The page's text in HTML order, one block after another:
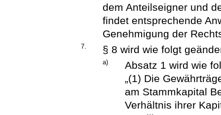
dem Anteilseigner und
findet entsprechende
Genehmigung der
7. § 8 wird wie folgt
a)
Absatz 1 wird wie
„(1) Die
am Stammkapital
Verhältnis ihrer